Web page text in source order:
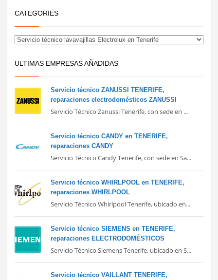
CATEGORIES
ULTIMAS EMPRESAS AÑADIDAS
Servicio técnico ZANUSSI TENERIFE,
reparaciones electrodomésticos ZANUSSI
Servicio Técnico Zanussi Tenerife, con sede en ...
Servicio técnico CANDY en TENERIFE,
reparaciones CANDY
Servicio Técnico Candy Tenerife, con sede en Sa...
Servicio técnico WHIRLPOOL en TENERIFE,
reparaciones WHIRLPOOL
Servicio Técnico Whirlpool Tenerife, ubicado en...
Servicio técnico SIEMENS en TENERIFE,
reparaciones ELECTRODOMÉSTICOS
Servicio Técnico Siemens Tenerife, ubicado en S...
Servicio técnico VAILLANT TENERIFE,